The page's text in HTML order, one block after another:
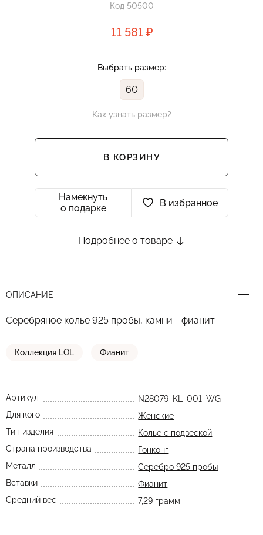
Код 50500
11 581 ₽
Выбрать размер:
60
Как узнать размер?
В КОРЗИНУ
Намекнуть
о подарке
В избранное
Подробнее о товаре
ОПИСАНИЕ
Серебряное колье 925 пробы, камни - фианит
Коллекция LOL Фианит
Артикул
N28079_KL_001_WG
Для кого
Женские
Тип изделия
Колье с подвеской
Страна производства
Гонконг
Металл
Серебро 925 пробы
Вставки
Фианит
Средний вес
7,29 грамм